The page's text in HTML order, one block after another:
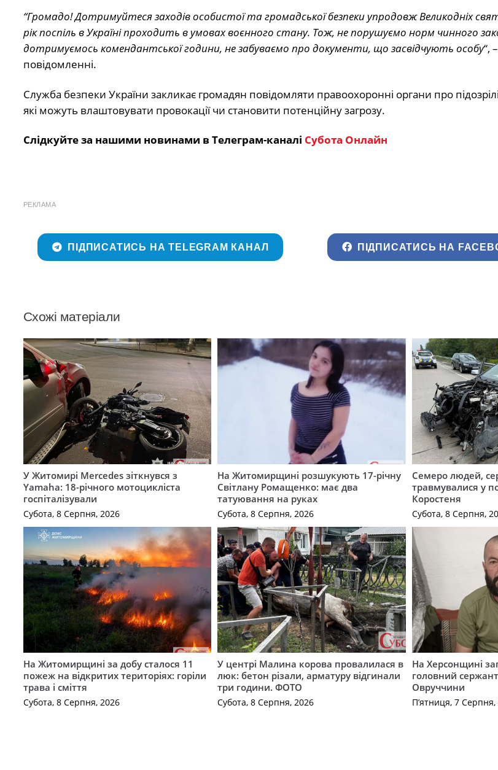
“Громадо! Дотримуйтеся заходів особистої та громадської безпеки упродовж Великодніх
рік поспіль в Україні проходить в умовах воєнного стану. Тож, не порушуємо норм чинного
дотримуємось комендантської години, не забуваємо про документи, що засвідчують особу“,
повідомленні.
Служба безпеки України закликає громадян повідомляти правоохоронні органи про
які можуть влаштовувати провокації чи становити потенційну загрозу.
Слідкуйте за нашими новинами в Телеграм-каналі Субота Онлайн
РЕКЛАМА
ПІДПИСАТИСЬ НА TELEGRAM КАНАЛ ПІДПИСАТИСЬ НА
Схожі матеріали
У Житомирі Mercedes зіткнувся з
Yamaha: 18-річного мотоцикліста
госпіталізували
Субота, 8 Серпня, 2026
На Житомирщині розшукують 17-річну
Світлану Ромащенко: має два
татуювання на руках
Субота, 8 Серпня, 2026
Семеро людей,
травмувалися у
Коростеня
Субота, 8 Серпня,
На Житомирщині за добу сталося 11
пожеж на відкритих територіях: горіли
трава і сміття
Субота, 8 Серпня, 2026
У центрі Малина корова провалилася в
люк: бетон різали, арматуру відгинали
три години. ФОТО
Субота, 8 Серпня, 2026
На Херсонщині
головний
Овруччини
П’ятниця, 7 Серпня,